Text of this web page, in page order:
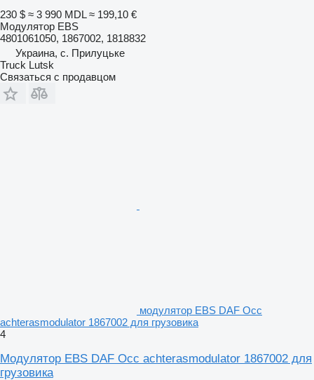
230 $ ≈ 3 990 MDL ≈ 199,10 €
Модулятор EBS
4801061050, 1867002, 1818832
Украина, с. Прилуцьке
Truck Lutsk
Связаться с продавцом
модулятор EBS DAF Occ
achterasmodulator 1867002 для грузовика
4
Модулятор EBS DAF Occ achterasmodulator 1867002 для
грузовика